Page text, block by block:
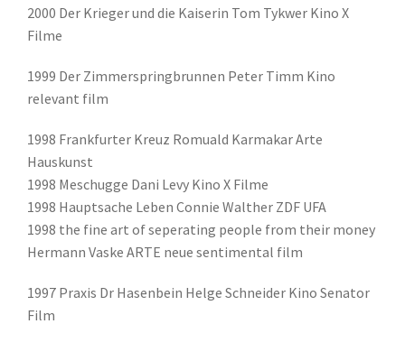
2000 Der Krieger und die Kaiserin Tom Tykwer Kino X
Filme
1999 Der Zimmerspringbrunnen Peter Timm Kino
relevant film
1998 Frankfurter Kreuz Romuald Karmakar Arte
Hauskunst
1998 Meschugge Dani Levy Kino X Filme
1998 Hauptsache Leben Connie Walther ZDF UFA
1998 the fine art of seperating people from their money
Hermann Vaske ARTE neue sentimental film
1997 Praxis Dr Hasenbein Helge Schneider Kino Senator
Film